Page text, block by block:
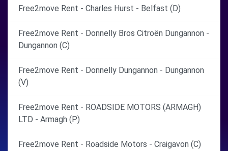
Free2move Rent - Charles Hurst - Belfast (D)
Free2move Rent - Donnelly Bros Citroën Dungannon -
Dungannon (C)
Free2move Rent - Donnelly Dungannon - Dungannon
(V)
Free2move Rent - ROADSIDE MOTORS (ARMAGH)
LTD - Armagh (P)
Free2move Rent - Roadside Motors - Craigavon (C)